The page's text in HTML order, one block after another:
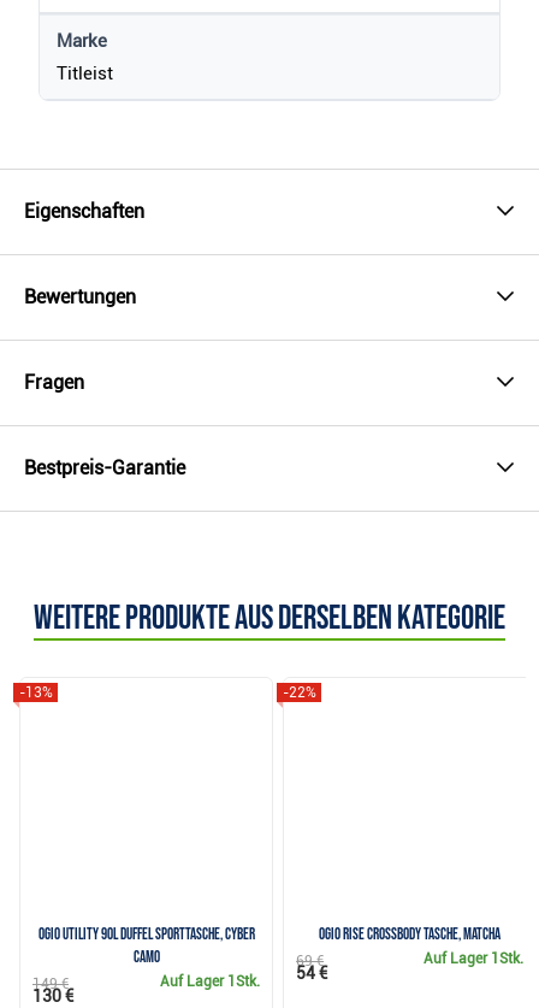
Marke
Titleist
Eigenschaften
Bewertungen
Fragen
Bestpreis-Garantie
Weitere Produkte aus derselben Kategorie
Ogio Utility 90L Duffel Sporttasche, cyber
camo
-13%
Auf Lager 1Stk.
149 €
130 €
Ogio Rise Crossbody Tasche, matcha
-22%
Auf Lager 1Stk.
69 €
54 €